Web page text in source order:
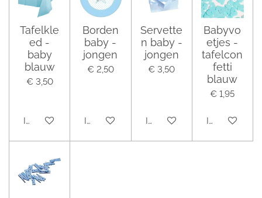
Tafelkle
ed -
baby
blauw
€ 3,50
In winkelwagen
Borden
baby -
jongen
€ 2,50
In winkelwagen
Servette
n baby -
jongen
€ 3,50
In winkelwagen
Babyvo
etjes -
tafelcon
fetti
blauw
€ 1,95
In